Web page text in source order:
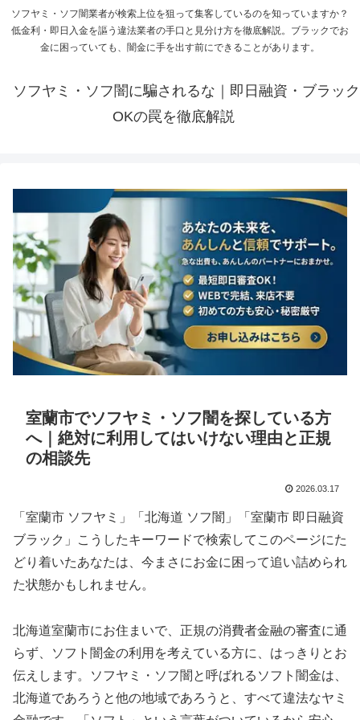
ソフヤミ・ソフ闇業者が検索上位を狙って集客しているのを知っていますか？
低金利・即日入金を謳う違法業者の手口と見分け方を徹底解説。ブラックでお
金に困っていても、闇金に手を出す前にできることがあります。
ソフヤミ・ソフ闇に騙されるな｜即日融資・ブラック
OKの罠を徹底解説
室蘭市でソフヤミ・ソフ闇を探している方
へ｜絶対に利用してはいけない理由と正規
の相談先
2026.03.17
「室蘭市 ソフヤミ」「北海道 ソフ闇」「室蘭市 即日融資
ブラック」こうしたキーワードで検索してこのページにた
どり着いたあなたは、今まさにお金に困って追い詰められ
た状態かもしれません。
北海道室蘭市にお住まいで、正規の消費者金融の審査に通
らず、ソフト闇金の利用を考えている方に、はっきりとお
伝えします。ソフヤミ・ソフ闇と呼ばれるソフト闇金は、
北海道であろうと他の地域であろうと、すべて違法なヤミ